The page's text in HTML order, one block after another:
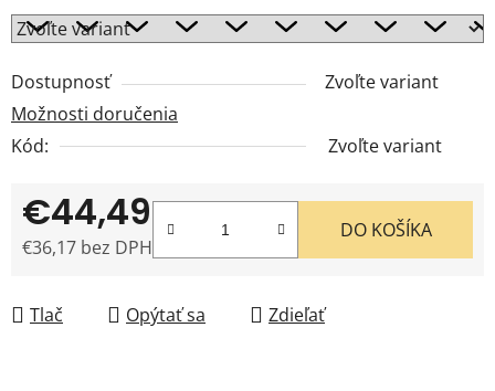
Dostupnosť
Zvoľte variant
Možnosti doručenia
Kód:
Zvoľte variant
€44,49
€36,17 bez DPH
DO KOŠÍKA
Tlač Opýtať sa Zdieľať